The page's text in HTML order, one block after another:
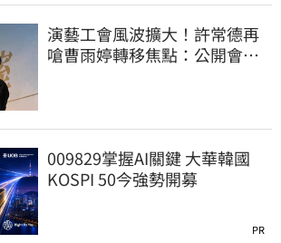
演藝工會風波擴大！許常德再
嗆曹雨婷轉移焦點：公開會費
009829掌握AI關鍵 大華韓國
KOSPI 50今強勢開募
PR